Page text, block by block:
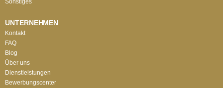
Sonstiges
UNTERNEHMEN
Kontakt
FAQ
Blog
Über uns
Dienstleistungen
Bewerbungscenter